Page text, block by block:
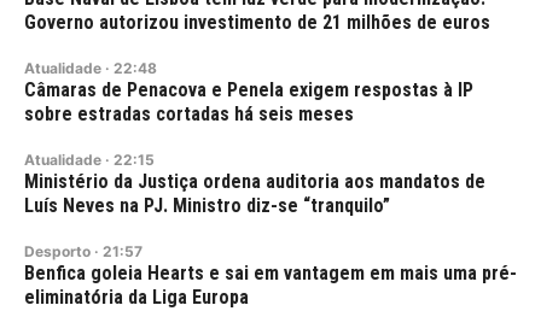
Governo autorizou investimento de 21 milhões de euros
Atualidade · 22:48
Câmaras de Penacova e Penela exigem respostas à IP
sobre estradas cortadas há seis meses
Atualidade · 22:15
Ministério da Justiça ordena auditoria aos mandatos de
Luís Neves na PJ. Ministro diz-se “tranquilo”
Desporto · 21:57
Benfica goleia Hearts e sai em vantagem em mais uma pré-
eliminatória da Liga Europa